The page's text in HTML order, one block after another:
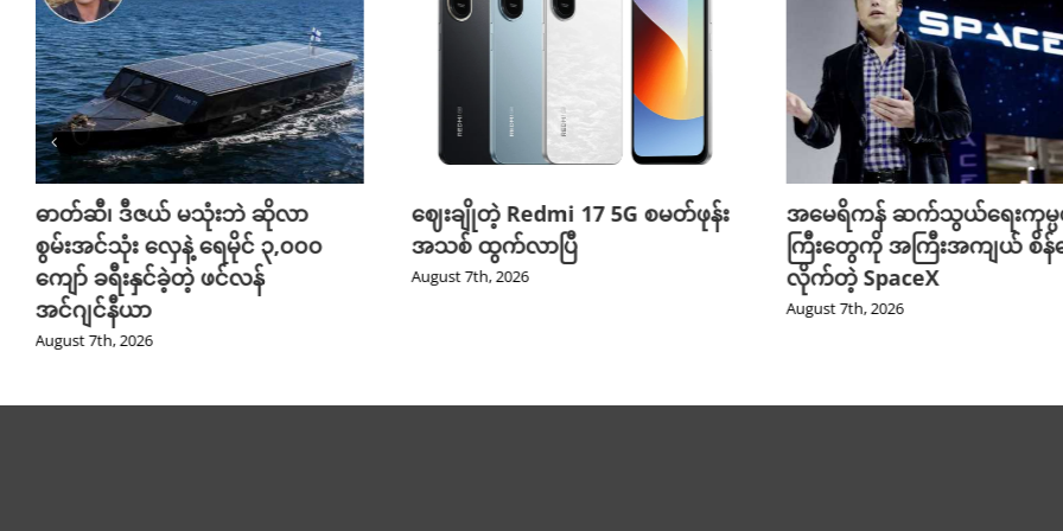
ဓာတ်ဆီ၊ ဒီဇယ် မသုံးဘဲ ဆိုလာ
စွမ်းအင်သုံး လှေနဲ့ ရေမိုင် ၃,၀၀၀
ကျော် ခရီးနှင်ခဲ့တဲ့ ဖင်လန်
အင်ဂျင်နီယာ
August 7th, 2026
ဈေးချိုတဲ့ Redmi 17 5G စမတ်ဖုန်း
အသစ် ထွက်လာပြီ
August 7th, 2026
အမေရိကန် ဆက်သွယ်ရေးကုမ္
ကြီးတွေကို အကြီးအကျယ် စိန်
လိုက်တဲ့ SpaceX
August 7th, 2026